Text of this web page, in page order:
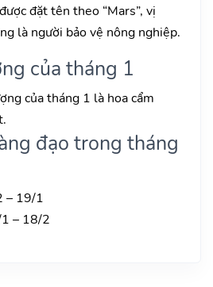
đặt tên theo “Mars”, vị
là người bảo vệ nông nghiệp.
của tháng 1
của tháng 1 là hoa cẩm
đạo trong tháng
– 19/1
– 18/2